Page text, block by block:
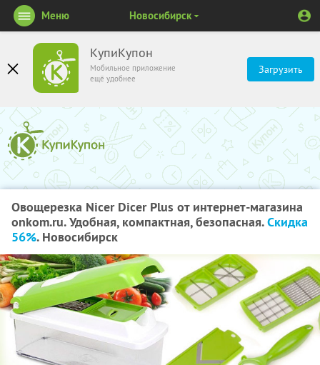
КупиКупон
Мобильное приложение
ещё удобнее
Загрузить
Меню Новосибирск
Овощерезка Nicer Dicer Plus от интернет-магазина
onkom.ru. Удобная, компактная, безопасная.Скидка
56%. Новосибирск